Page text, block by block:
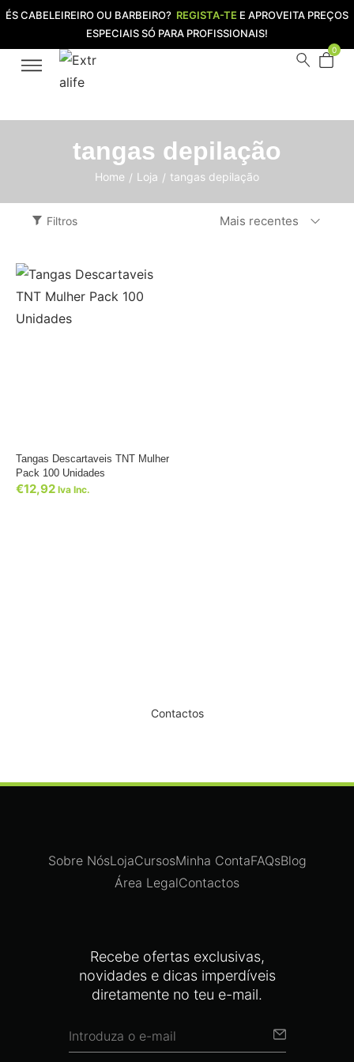
ÉS CABELEIREIRO OU BARBEIRO? REGISTA-TE E APROVEITA PREÇOS
ESPECIAIS SÓ PARA PROFISSIONAIS!
0
tangas depilação
Home / Loja / tangas depilação
Filtros Mais recentes
Tangas Descartaveis TNT Mulher
Pack 100 Unidades
€12,92 Iva Inc.
Contactos
Recebe ofertas exclusivas,
novidades e dicas imperdíveis
diretamente no teu e-mail.
Sobre NósLojaCursosMinha ContaFAQsBlog
Área LegalContactos